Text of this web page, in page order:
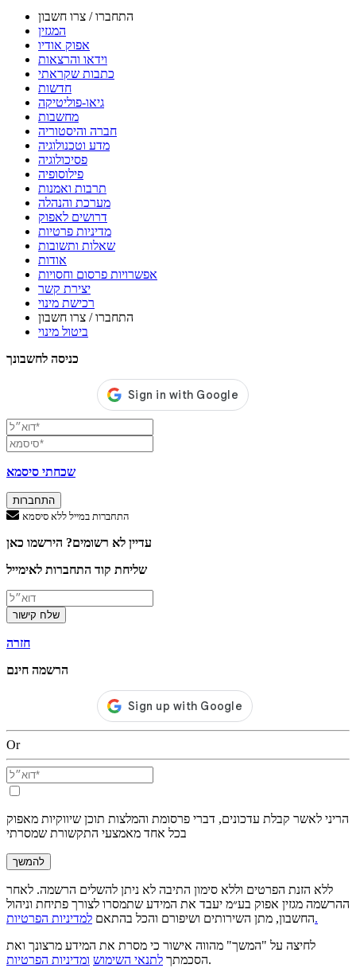
התחברו / צרו חשבון
המגזין
אפוק אודיו
וידאו והרצאות
כתבות שקראתי
חדשות
גיאו-פוליטיקה
מחשבות
חברה והיסטוריה
מדע וטכנולוגיה
פסיכולוגיה
פילוסופיה
תרבות ואמנות
מערכת והנהלה
דרושים לאפוק
מדיניות פרטיות
שאלות ותשובות
אודות
אפשרויות פרסום וחסויות
יצירת קשר
רכישת מינוי
התחברו / צרו חשבון
ביטול מינוי
כניסה לחשבונך
שכחתי סיסמא
התחברות
התחברות במייל ללא סיסמא
עדיין לא רשומים? הירשמו כאן
שליחת קוד התחברות לאימייל
שלח קישור
חזרה
הרשמה חינם
Or
הריני לאשר קבלת עדכונים, דברי פרסומת והמלצות תוכן שיווקיות מאפוק
בכל אחד מאמצעי התקשורת שמסרתי
להמשך
ללא הזנת הפרטים וללא סימון התיבה לא ניתן להשלים הרשמה. לאחר
ההרשמה מגזין אפוק בע״מ יעבד את המידע שתמסרו לצורך פתיחת וניהול
החשבון, מתן השירותים ושיפורם והכל בהתאםלמדיניות הפרטיות.
לחיצה על "המשך" מהווה אישור כי מסרת את המידע מרצונך ואת
הסכמתך לתנאי השימוש ומדיניות הפרטיות
.